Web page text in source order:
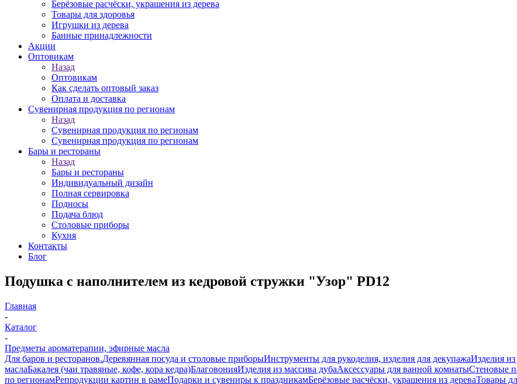
Берёзовые расчёски, украшения из дерева
Товары для здоровья
Игрушки из дерева
Банные принадлежности
Акции
Оптовикам
Назад
Оптовикам
Как сделать оптовый заказ
Оплата и доставка
Сувенирная продукция по регионам
Назад
Сувенирная продукция по регионам
Сувенирная продукция по регионам
Бары и рестораны
Назад
Бары и рестораны
Индивидуальный дизайн
Полная сервировка
Подносы
Подача блюд
Столовые приборы
Кухня
Контакты
Блог
Подушка с наполнителем из кедровой стружки "Узор" PD12
Главная
-
Каталог
-
Предметы ароматерапии, эфирные масла
Для баров и ресторанов.Деревянная посуда и столовые приборыИнструменты для рукоделия, изделия для декупажаИзделия из
маслаБакалея (чаи травяные, кофе, кора кедра)БлаговонияИзделия из массива дубаАксессуары для ванной комнатыСтеновые
по регионамРепродукции картин в рамеПодарки и сувениры к праздникамБерёзовые расчёски, украшения из дереваТовары